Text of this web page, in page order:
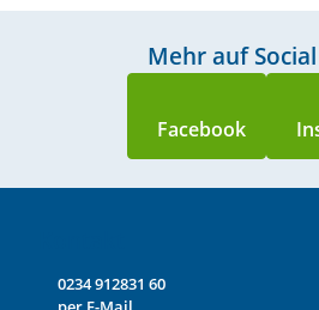
Mehr auf
0234 912831 60